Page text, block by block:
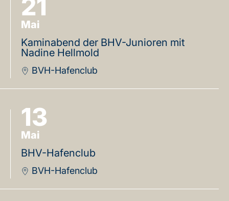
21
Mai
Kaminabend der BHV-Junioren mit
Nadine Hellmold
BVH-Hafenclub
13
Mai
BHV-Hafenclub
BVH-Hafenclub